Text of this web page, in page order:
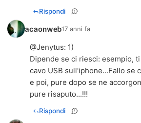
Rispondi
acaonweb17 anni fa
@Jenytus: 1)
Dipende se ci riesci: esempio,
cavo USB sull'iphone...Fallo se
e poi, pure dopo se ne
pure risaputo...!!!
Rispondi